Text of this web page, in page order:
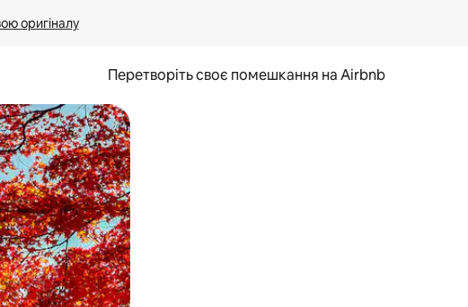
оригіналу
Перетворіть своє помешкання на Airbnb